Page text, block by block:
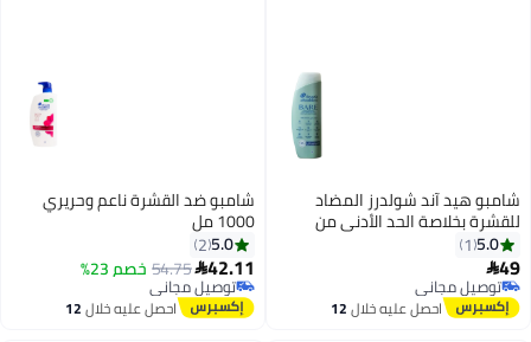
آند شولدرز المضاد
الحد الأدنى من
نقي، 400 مل
احصل عليه خلال12
اغسطس
شامبو ضد القشرة ناعم وحريري
1000 مل
54.75خصم 23%
توصيل مجاني
توصيل مجانياحصل عليه خلال12
اغسطس